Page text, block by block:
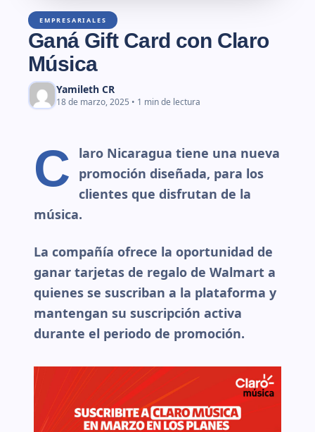
EMPRESARIALES
Ganá Gift Card con Claro
Música
Yamileth CR
18 de marzo, 2025 • 1 min de lectura
C
laro Nicaragua tiene una nueva
promoción diseñada, para los
clientes que disfrutan de la
música.
La compañía ofrece la oportunidad de
ganar tarjetas de regalo de Walmart a
quienes se suscriban a la plataforma y
mantengan su suscripción activa
durante el periodo de promoción.